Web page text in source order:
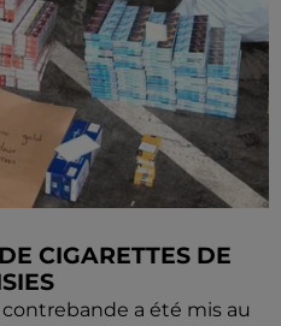
CIGARETTES DE
a été mis au